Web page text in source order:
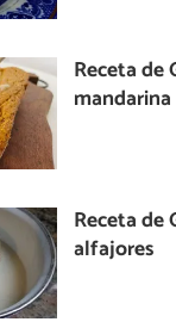
Receta de
mandarina
Receta de
alfajores